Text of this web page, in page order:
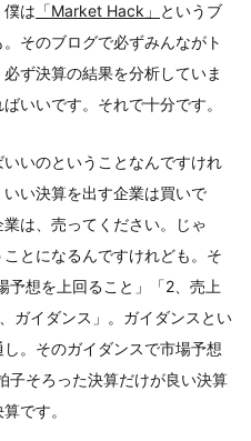
僕は 「Market Hack」 というブ
そのブログで必ずみんながト
ず決算の結果を分析していま
いいです。それで十分です。
いのということなんですけれ
い決算を出す企業は買いで
は、売ってください。じゃ
とになるんですけれども。そ
予想を上回ること」「2、売上
ガイダンス」。ガイダンスとい
。そのガイダンスで市場予想
子そろった決算だけが良い決算
です。